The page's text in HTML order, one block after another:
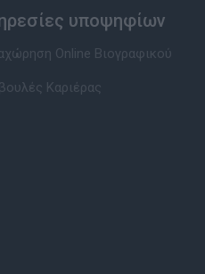
υποψηφίων
Online Βιογραφικού
Καριέρας